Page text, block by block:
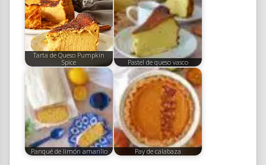
Tarta de Queso Pumpkin
Spice
Pastel de queso vasco
Panqué de limón amarillo Pay de calabaza